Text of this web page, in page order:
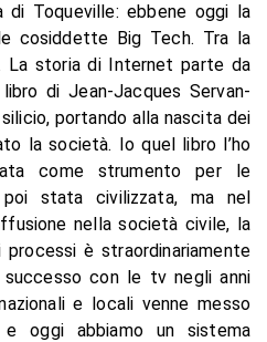
di Toqueville: ebbene oggi la
cosiddette Big Tech. Tra la
La storia di Internet parte da
di Jean-Jacques Servan-
portando alla nascita dei
la società. Io quel libro l’ho
come strumento per le
poi stata civilizzata, ma nel
nella società civile, la
processi è straordinariamente
con le tv negli anni
e locali venne messo
e oggi abbiamo un sistema